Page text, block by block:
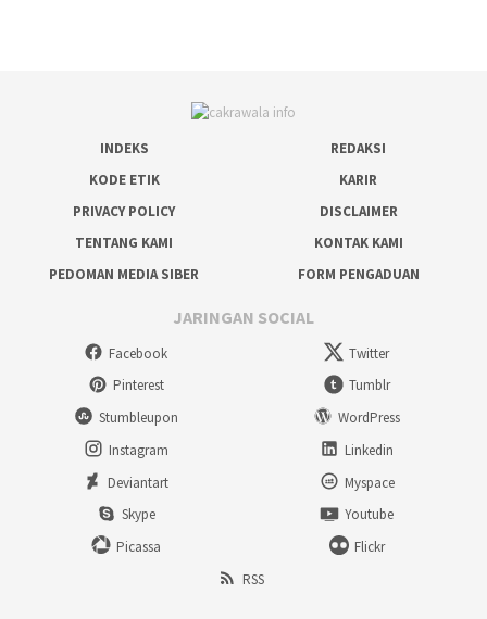
INDEKS
REDAKSI
KODE ETIK
KARIR
PRIVACY POLICY
DISCLAIMER
TENTANG KAMI
KONTAK KAMI
PEDOMAN MEDIA SIBER
FORM PENGADUAN
JARINGAN SOCIAL
Facebook
Twitter
Pinterest
Tumblr
Stumbleupon
WordPress
Instagram
Linkedin
Deviantart
Myspace
Skype
Youtube
Picassa
Flickr
RSS